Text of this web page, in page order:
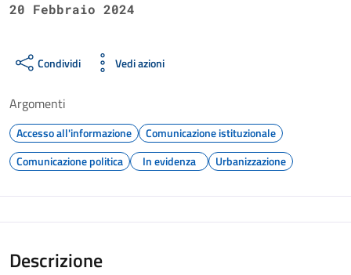
20 Febbraio 2024
Condividi Vedi azioni
Argomenti
Accesso all'informazione
Comunicazione istituzionale
Comunicazione politica
In evidenza Urbanizzazione
Descrizione